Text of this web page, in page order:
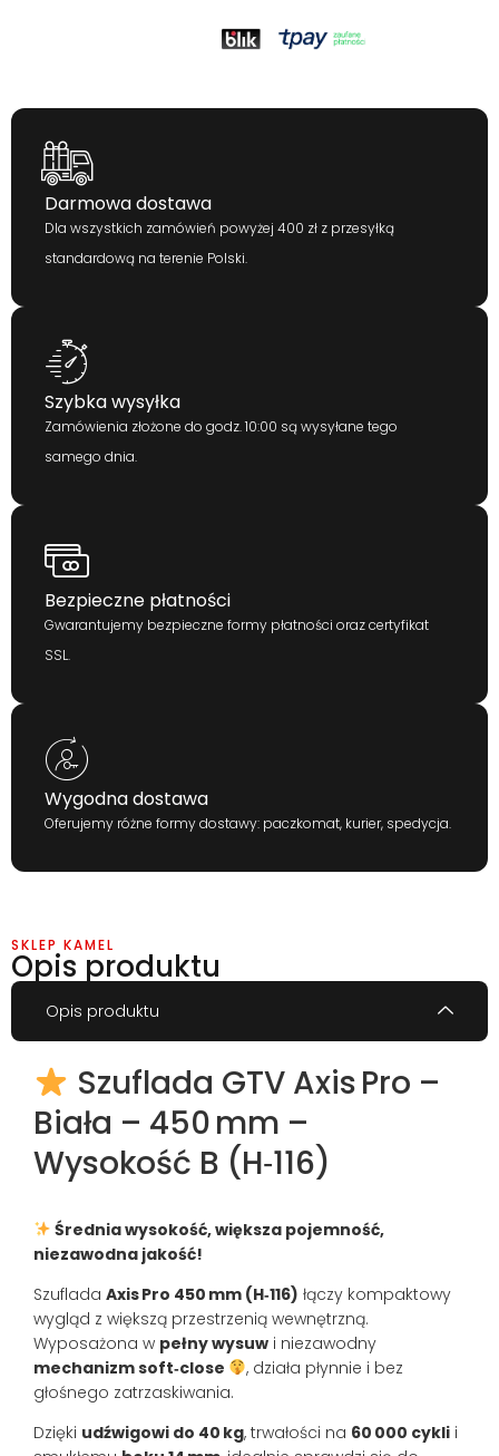
Darmowa dostawa
Dla wszystkich zamówień powyżej 400 zł z przesyłką
standardową na terenie Polski.
Szybka wysyłka
Zamówienia złożone do godz. 10:00 są wysyłane tego
samego dnia.
Bezpieczne płatności
Gwarantujemy bezpieczne formy płatności oraz certyfikat
SSL.
Wygodna dostawa
Oferujemy różne formy dostawy: paczkomat, kurier, spedycja.
SKLEP KAMEL
Opis produktu
Opis produktu
Szuflada GTV Axis Pro –
Biała – 450 mm –
Wysokość B (H‑116)
Średnia wysokość, większa pojemność,
niezawodna jakość!
Szuflada Axis Pro 450 mm (H‑116) łączy kompaktowy
wygląd z większą przestrzenią wewnętrzną.
Wyposażona w pełny wysuw i niezawodny
mechanizm soft‑close
, działa płynnie i bez
głośnego zatrzaskiwania.
Dzięki udźwigowi do 40 kg, trwałości na 60 000 cykli i